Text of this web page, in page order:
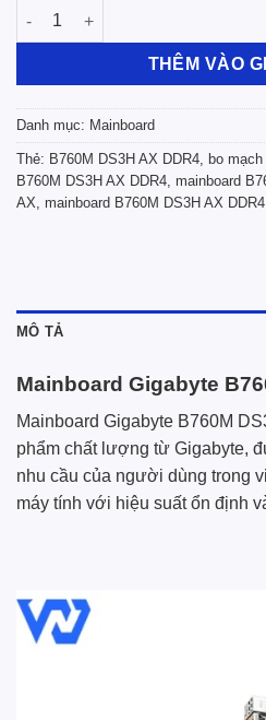
Mainboard Gigabyte B760M
THÊM VÀO
Danh mục: Mainboard
Thẻ: B760M DS3H AX DDR4, bo
B760M DS3H AX DDR4, mainboard
AX, mainboard B760M DS3H AX DDR4
MÔ TẢ
Mainboard Gigabyte
Mainboard Gigabyte B760M
phẩm chất lượng từ Gigabyte,
nhu cầu của người dùng trong
máy tính với hiệu suất ổn định